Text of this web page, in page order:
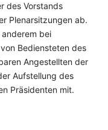
des Vorstands
Plenarsitzungen ab.
bei
Bediensteten des
Angestellten der
Aufstellung des
Präsidenten mit.